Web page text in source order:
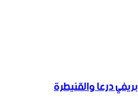
درعا والقنيطرة